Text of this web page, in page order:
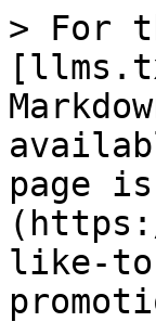
> For
page
like-